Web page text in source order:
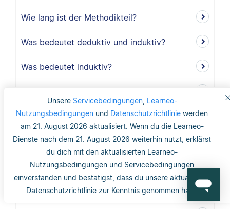
Unsere Servicebedingungen, Learneo-
Nutzungsbedingungen und Datenschutzrichtlinie werden
am 21. August 2026 aktualisiert. Wenn du die Learneo-
Dienste nach dem 21. August 2026 weiterhin nutzt, erklärst
du dich mit den aktualisierten Learneo-
Nutzungsbedingungen und Servicebedingungen
einverstanden und bestätigst, dass du unsere aktualisierte
Datenschutzrichtlinie zur Kenntnis genommen hast.
Wie lang ist der Methodikteil?
Was bedeutet deduktiv und induktiv?
Was bedeutet induktiv?
Was ist Validität?
Was ist interne Validität?
Was versteht man unter Validität?
Was ist die Reliabilität?